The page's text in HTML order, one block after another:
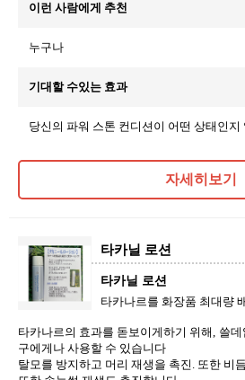
이런 사람에게 추천
누구나
기대할 수있는 효과
당신의 파워 스톤 컨디션이 어떤 상태인지
자세히보기
타카닐 로션
타카닐 로션
타카나르를 화장품 최대량
타카나르의 효과를 돋보이게하기 위해, 쓸
구에게나 사용할 수 있습니다
탈모를 방지하고 머리 재생을 촉진. 또한 비